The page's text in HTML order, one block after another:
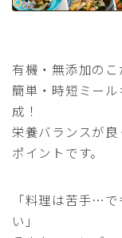
有機・無添加のこ
簡単・時短ミー
成！
栄養バランスが
ポイントです。
「料理は苦手…
い」